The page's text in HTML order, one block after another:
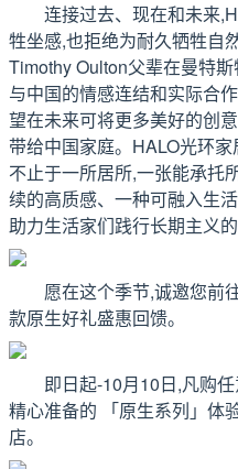
连接过去、现在和未来
牲坐感,也拒绝为耐久牺牲自
Timothy Oulton父辈在曼特
与中国的情感连结和实际合
望在未来可将更多美好的创
带给中国家庭。HALO光环
不止于一所居所,一张能承托
续的高质感、一种可融入生
助力生活家们践行长期主义的
愿在这个季节,诚邀您前
款原生好礼盛惠回馈。
即日起-10月10日,凡购
精心准备的 「原生系列」体
店。